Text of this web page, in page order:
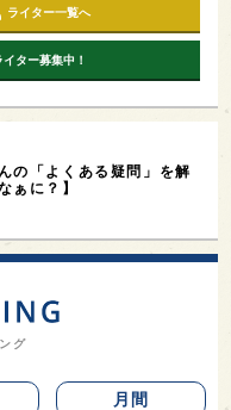
ライター一覧へ
イター募集中！
の「よくある疑問」を解
ぁに？】
グ
月間